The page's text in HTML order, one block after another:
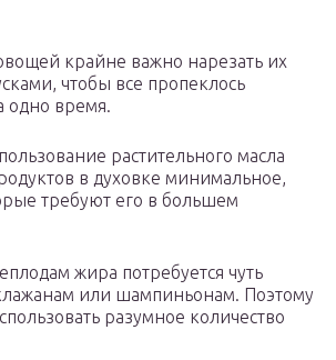
крайне важно нарезать их
чтобы все пропеклось
одно время.
растительного масла
в духовке минимальное,
требуют его в большем
жира потребуется чуть
или шампиньонам. Поэтому
разумное количество